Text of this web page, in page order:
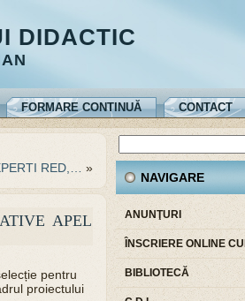
DIDACTIC
FORMARE CONTINUĂ CONTACT
RED,…
»
APEL
pentru
proiectului
NAVIGARE
ANUNŢURI
ÎNSCRIERE ONLINE
BIBLIOTECĂ